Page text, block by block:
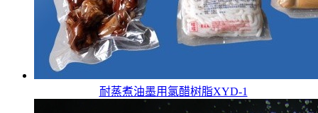
耐蒸煮油墨用氯醋树脂XYD-1